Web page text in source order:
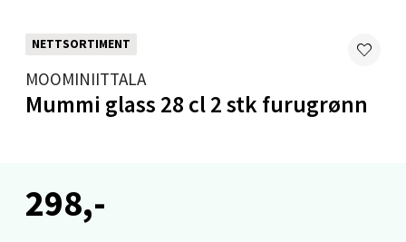
NETTSORTIMENT
MOOMINIITTALA
Mummi glass 28 cl 2 stk furugrønn
298,-
Fridtjof Nansensgate 22, 8622 Mo i Rana